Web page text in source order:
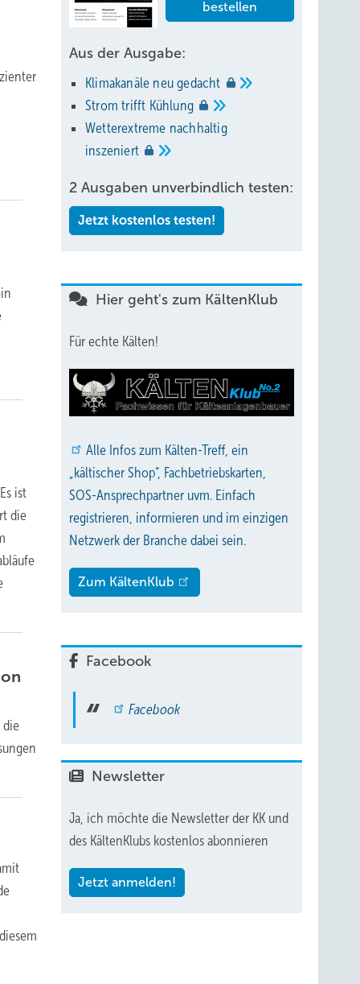
ist
die
die
bestellen
Aus der Ausgabe:
Klimakanäle neugedacht
Strom trifft Kühlung
Wetterextreme nachhaltig
inszeniert
2 Ausgaben unverbindlich testen:
Jetzt kostenlos testen!
Hier geht's zum KältenKlub
Für echte Kälten!
Alle Infos zum Kälten-Treff, ein
„kältischer Shop“, Fachbetriebskarten,
SOS-Ansprechpartner uvm. Einfach
registrieren, informieren und im einzigen
Netzwerk der Branche dabei sein.
Zum KältenKlub
Facebook
Facebook
Newsletter
Ja, ich möchte die Newsletter der KK und
des KältenKlubs kostenlos abonnieren
Jetzt anmelden!